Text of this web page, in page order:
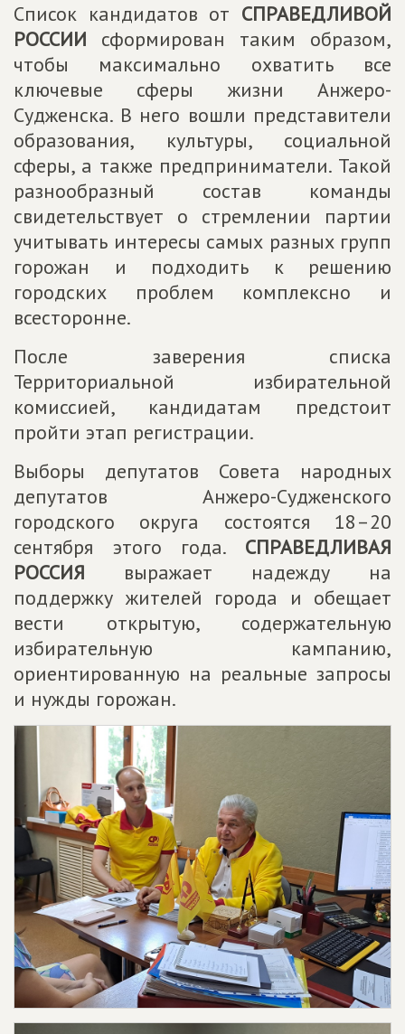
Список кандидатов от СПРАВЕДЛИВОЙ
РОССИИ сформирован таким образом,
чтобы максимально охватить все
ключевые сферы жизни Анжеро-
Судженска. В него вошли представители
образования, культуры, социальной
сферы, а также предприниматели. Такой
разнообразный состав команды
свидетельствует о стремлении партии
учитывать интересы самых разных групп
горожан и подходить к решению
городских проблем комплексно и
всесторонне.
После заверения списка
Территориальной избирательной
комиссией, кандидатам предстоит
пройти этап регистрации.
Выборы депутатов Совета народных
депутатов Анжеро-Судженского
городского округа состоятся 18–20
сентября этого года. СПРАВЕДЛИВАЯ
РОССИЯ выражает надежду на
поддержку жителей города и обещает
вести открытую, содержательную
избирательную кампанию,
ориентированную на реальные запросы
и нужды горожан.